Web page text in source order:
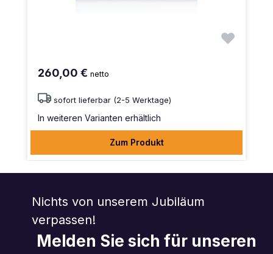
260,00 € netto
sofort lieferbar (2-5 Werktage)
In weiteren Varianten erhältlich
Zum Produkt
Nichts von unserem Jubiläum
verpassen!
Melden Sie sich für unseren